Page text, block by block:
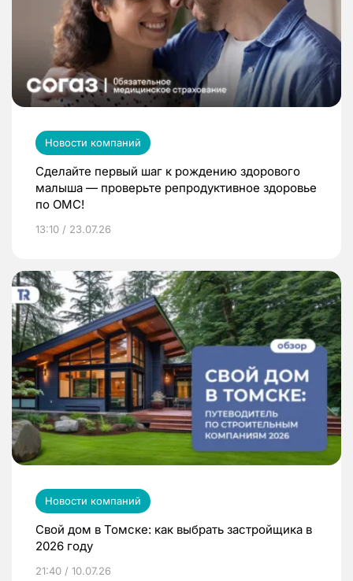
Новости компаний
Сделайте первый шаг к рождению здорового
малыша — проверьте репродуктивное здоровье
по ОМС!
13:10 / 23.07.26
Новости компаний
Свой дом в Томске: как выбрать застройщика в
2026 году
21:40 / 10.07.26